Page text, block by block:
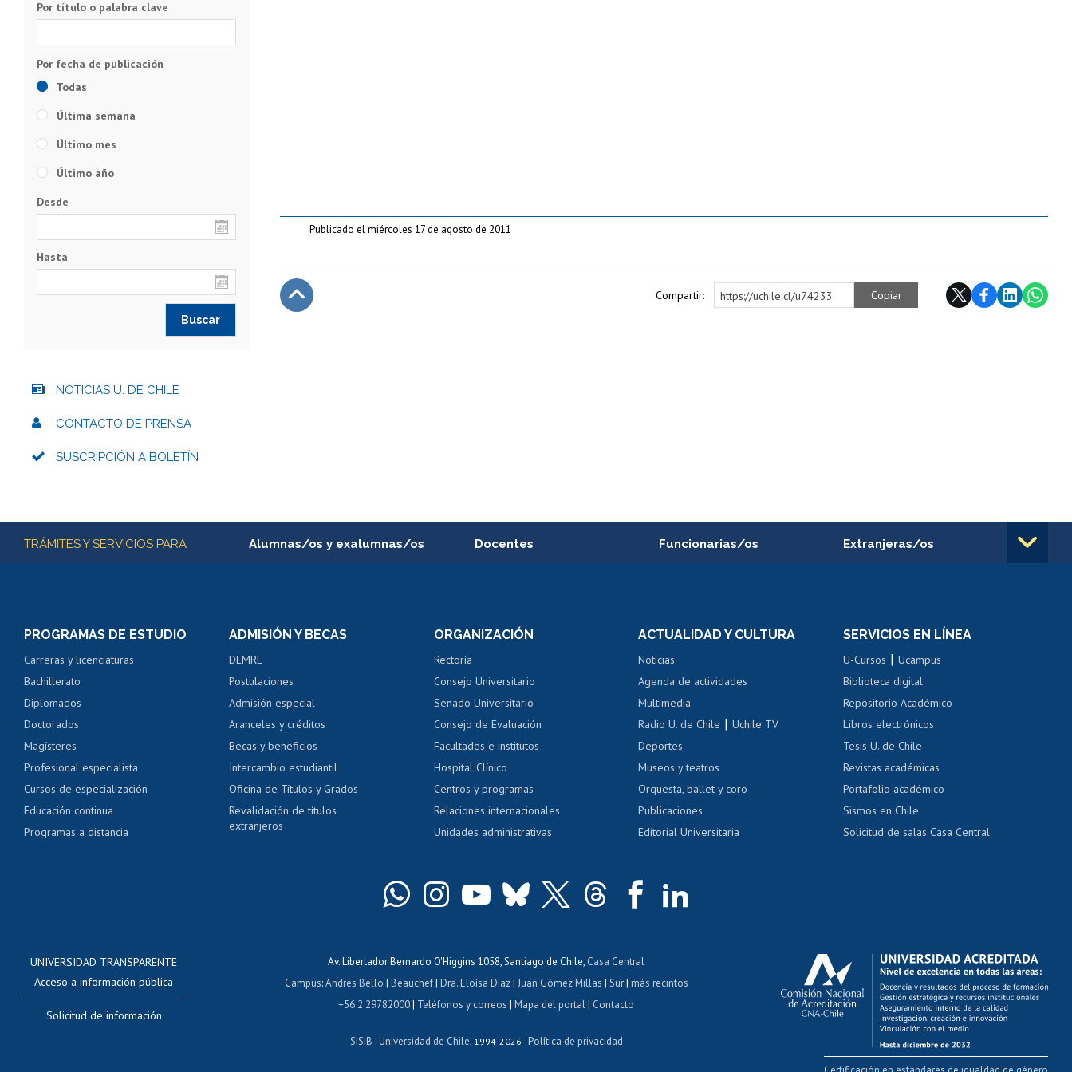
Publicado el miércoles 17 de agosto de 2011
Compartir: https://uchile.cl/u74233 Copiar
Por título o palabra clave
Todas
Última semana
Último mes
Último año
Desde
Hasta
NOTICIAS U. DE CHILE
CONTACTO DE PRENSA
SUSCRIPCIÓN A BOLETÍN
Más información
TRÁMITES Y SERVICIOS PARA Alumnas/os y exalumnas/os
Servicio médico y dental
Pago de arancel y crédito alumnos
Pago de arancel y crédito exalumnos
Certificado de títulos y grados
Docentes
Perfeccionamiento
Evaluación docente
Calificación académica
Postulación al AUCAI
Funcionarias/os
Portal de movilidad interna
Certificado de renta
Certificado de renta
Extranjeras/os
Cursos de español
Mi Uchile Ayuda tecnológica Tarjeta TUI Acoso laboral, sexual y violencia Denuncias administrativas
PROGRAMAS DE ESTUDIO
Carreras y licenciaturas
Bachillerato
Diplomados
Doctorados
Magísteres
Profesional especialista
Cursos de especialización
Educación continua
Programas a distancia
ADMISIÓN Y BECAS
DEMRE
Postulaciones
Admisión especial
Aranceles y créditos
Becas y beneficios
Intercambio estudiantil
Oficina de Títulos y Grados
Revalidación de títulos
extranjeros
ORGANIZACIÓN
Rectoría
Consejo Universitario
Senado Universitario
Consejo de Evaluación
Facultades e institutos
Hospital Clínico
Centros y programas
Relaciones internacionales
Unidades administrativas
ACTUALIDAD Y CULTURA
Noticias
Agenda de actividades
Multimedia
Radio U. de Chile |Uchile TV
Deportes
Museos y teatros
Orquesta, ballet y coro
Publicaciones
Editorial Universitaria
SERVICIOS EN LÍNEA
U-Cursos |Ucampus
Biblioteca digital
Repositorio Académico
Libros electrónicos
Tesis U. de Chile
Revistas académicas
Portafolio académico
Sismos en Chile
Solicitud de salas Casa Central
UNIVERSIDAD TRANSPARENTE
Acceso a información pública
Solicitud de información
Av. Libertador Bernardo O'Higgins 1058, Santiago de Chile, Casa Central
Campus:Andrés Bello | Beauchef| Dra. Eloísa Díaz| Juan Gómez Millas | Sur| más recintos
+56 2 29782000| Teléfonos y correos |Mapa del portal| Contacto
SISIB -Universidad de Chile , 1994-2026 -Política de privacidad